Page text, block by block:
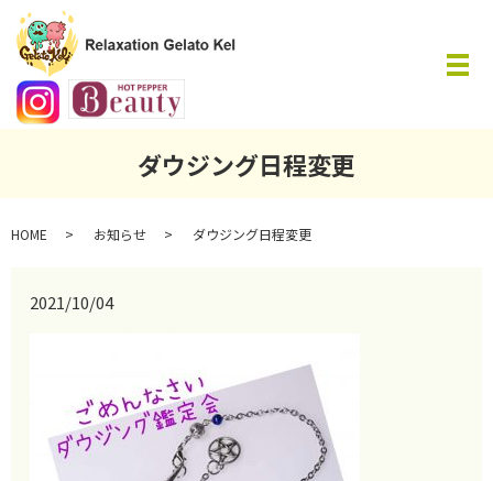
メ
ダウジング日程変更
HOME お知らせ ダウジング日程変更
2021/10/04